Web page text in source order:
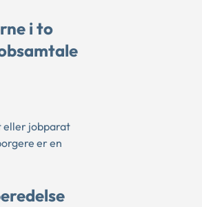
i to
eller jobparat
er en